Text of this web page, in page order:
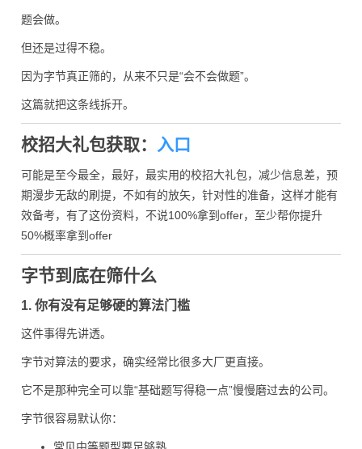
题会做。
但还是过得不稳。
因为字节真正筛的，从来不只是“会不会做题”。
这篇就把这条线拆开。
校招大礼包获取： 入口
可能是至今最全，最好，最实用的校招大礼包，减少信息差，预
期漫步无敌的刷提，不如有的放矢，针对性的准备，这样才能有
效备考，有了这份资料，不说100%拿到offer，至少帮你提升
50%概率拿到offer
字节到底在筛什么
1. 你有没有足够硬的算法门槛
这件事得先讲透。
字节对算法的要求，确实经常比很多大厂更直接。
它不是那种完全可以靠“基础题写得稳一点”慢慢磨过去的公司。
字节很容易默认你：